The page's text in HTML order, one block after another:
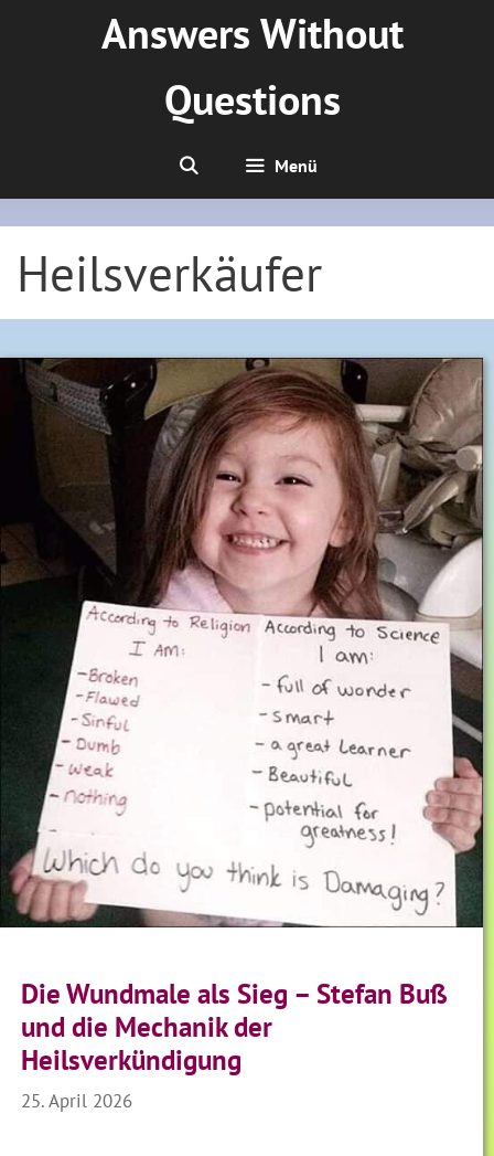
Answers Without
Questions
Menü
Heilsverkäufer
Die Wundmale als Sieg – Stefan Buß
und die Mechanik der
Heilsverkündigung
25. April 2026